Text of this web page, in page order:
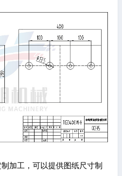
加工，可以提供图纸尺寸制